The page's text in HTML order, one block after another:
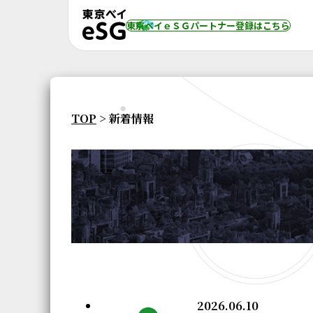
東京ベイｅＳＧパートナー登録はこちら
TOP > 新着情報
2026.06.10